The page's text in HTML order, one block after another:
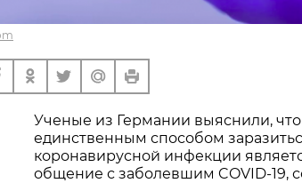
Ученые из Германии выяснили,
единственным способом
коронавирусной инфекции
общение с заболевшим COVID-19,